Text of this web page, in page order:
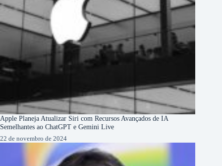
Apple Planeja Atualizar Siri com Recursos Avançados de IA
Semelhantes ao ChatGPT e Gemini Live
22 de novembro de 2024